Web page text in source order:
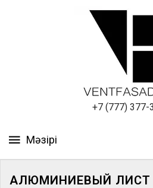
+7 (777) 377-
ПАНЕЛИ
АЛЮМИНИЕВЫЙ ЛИСТ